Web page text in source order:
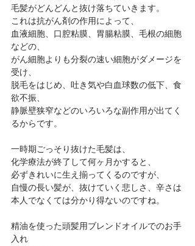
毛髪がどんどんと抜け落ちていきます。
これは抗がん剤の作用によって、
血液細胞、口腔粘膜、胃腸粘膜、毛根の細胞
などの、
がん細胞よりも分裂の速い細胞がダメージを
受け、
脱毛をはじめ、吐き気や白血球数の低下、食
欲不振、
静脈壁狭窄などのいろいろな副作用が出てく
るからです。
一時期ごっそり抜けた毛髪は、
化学療法が終了して何ヶ月かすると、
必ずきれいに生え揃ってくるのですが、
自慢の長い髪が、抜けていく悲しさ、辛さは
本人でなくては分かり得ないのですね。
精油を使った頭髪用ブレンドオイルでのお手
入れ